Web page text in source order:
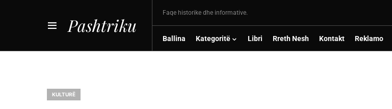
Pashtriku
Faqe historike dhe informative.
Ballina Kategoritë Libri Rreth Nesh Kontakt Reklamo
KULTURË